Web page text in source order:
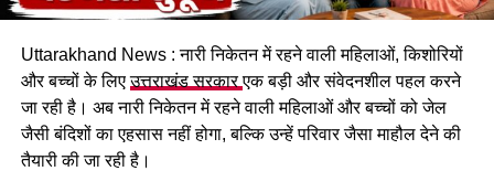
कचहरी कर्मचारी गोविंद सिंह नेगी के मुताबिक, जिस सरकारी आवास में पांच
परिवार रह रहे हैं, वो फिलहाल पूरी तरह सुरक्षित नहीं है। बोल्डर गिरने से
Uttarakhand News : नारी निकेतन में रहने वाली महिलाओं, किशोरियों
और बच्चों के लिएउत्तराखंड सरकारएक बड़ी और संवेदनशील पहल करने
जा रही है। अब नारी निकेतन में रहने वाली महिलाओं और बच्चों को जेल
जैसी बंदिशों का एहसास नहीं होगा, बल्कि उन्हें परिवार जैसा माहौल देने की
तैयारी की जा रही है।